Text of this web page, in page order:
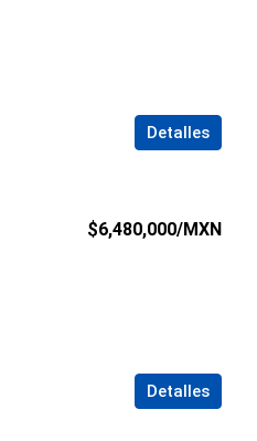
Detalles
$6,480,000/MXN
Detalles